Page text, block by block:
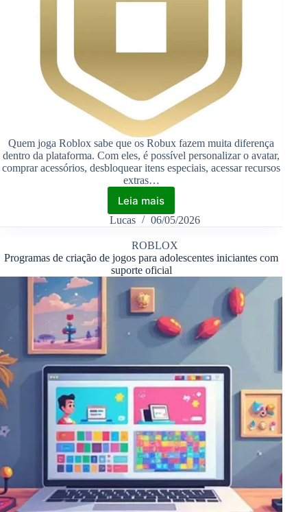
Quem joga Roblox sabe que os Robux fazem muita diferença
dentro da plataforma. Com eles, é possível personalizar o avatar,
comprar acessórios, desbloquear itens especiais, acessar recursos
extras…
Leia mais
Lucas 06/05/2026
ROBLOX
Programas de criação de jogos para adolescentes iniciantes com
suporte oficial